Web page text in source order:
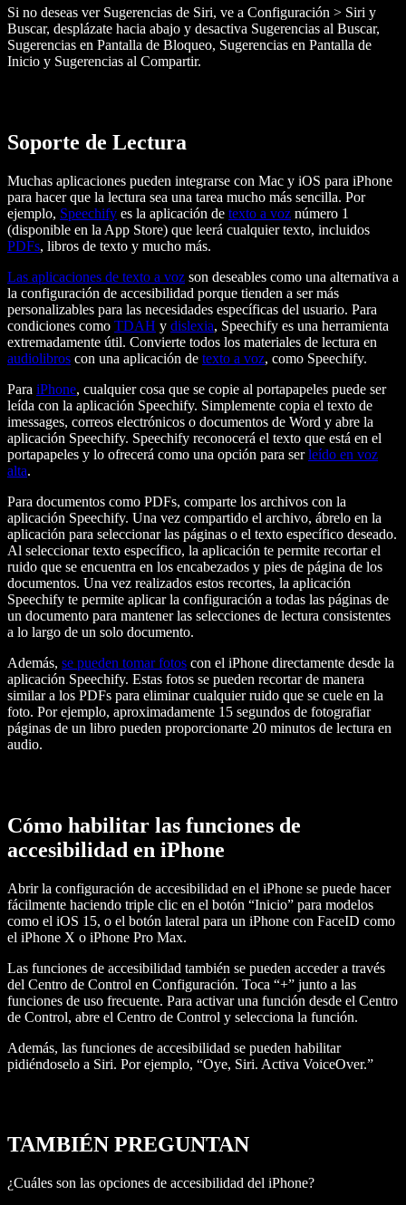
Si no deseas ver Sugerencias de Siri, ve a Configuración > Siri y
Buscar, desplázate hacia abajo y desactiva Sugerencias al Buscar,
Sugerencias en Pantalla de Bloqueo, Sugerencias en Pantalla de
Inicio y Sugerencias al Compartir.
Soporte de Lectura
Muchas aplicaciones pueden integrarse con Mac y iOS para iPhone
para hacer que la lectura sea una tarea mucho más sencilla. Por
ejemplo, Speechify es la aplicación de texto a voz número 1
(disponible en la App Store) que leerá cualquier texto, incluidos
PDFs, libros de texto y mucho más.
Las aplicaciones de texto a voz son deseables como una alternativa a
la configuración de accesibilidad porque tienden a ser más
personalizables para las necesidades específicas del usuario. Para
condiciones como TDAH y dislexia, Speechify es una herramienta
extremadamente útil. Convierte todos los materiales de lectura en
audiolibros con una aplicación de texto a voz, como Speechify.
Para iPhone, cualquier cosa que se copie al portapapeles puede ser
leída con la aplicación Speechify. Simplemente copia el texto de
imessages, correos electrónicos o documentos de Word y abre la
aplicación Speechify. Speechify reconocerá el texto que está en el
portapapeles y lo ofrecerá como una opción para serleído en voz
alta.
Para documentos como PDFs, comparte los archivos con la
aplicación Speechify. Una vez compartido el archivo, ábrelo en la
aplicación para seleccionar las páginas o el texto específico deseado.
Al seleccionar texto específico, la aplicación te permite recortar el
ruido que se encuentra en los encabezados y pies de página de los
documentos. Una vez realizados estos recortes, la aplicación
Speechify te permite aplicar la configuración a todas las páginas de
un documento para mantener las selecciones de lectura consistentes
a lo largo de un solo documento.
Además, se pueden tomar fotos con el iPhone directamente desde la
aplicación Speechify. Estas fotos se pueden recortar de manera
similar a los PDFs para eliminar cualquier ruido que se cuele en la
foto. Por ejemplo, aproximadamente 15 segundos de fotografiar
páginas de un libro pueden proporcionarte 20 minutos de lectura en
audio.
Cómo habilitar las funciones de
accesibilidad en iPhone
Abrir la configuración de accesibilidad en el iPhone se puede hacer
fácilmente haciendo triple clic en el botón “Inicio” para modelos
como el iOS 15, o el botón lateral para un iPhone con FaceID como
el iPhone X o iPhone Pro Max.
Las funciones de accesibilidad también se pueden acceder a través
del Centro de Control en Configuración. Toca “+” junto a las
funciones de uso frecuente. Para activar una función desde el Centro
de Control, abre el Centro de Control y selecciona la función.
Además, las funciones de accesibilidad se pueden habilitar
pidiéndoselo a Siri. Por ejemplo, “Oye, Siri. Activa VoiceOver.”
TAMBIÉN PREGUNTAN
¿Cuáles son las opciones de accesibilidad del iPhone?